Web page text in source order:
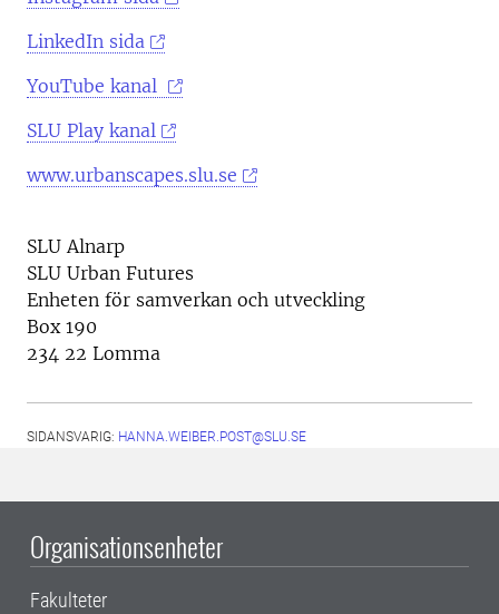
LinkedIn sida
YouTube kanal
SLU Play kanal
www.urbanscapes.slu.se
SLU Alnarp
SLU Urban Futures
Enheten för samverkan och utveckling
Box 190
234 22 Lomma
SIDANSVARIG: HANNA.WEIBER.POST@SLU.SE
Organisationsenheter
Fakulteter